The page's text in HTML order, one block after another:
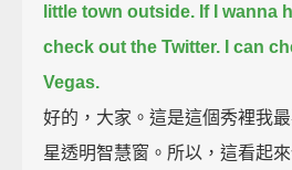
little town outside. If I wanna
check out the Twitter. I can
Vegas.
好的，大家。這是這個秀裡我
星透明智慧窗。所以，這看起